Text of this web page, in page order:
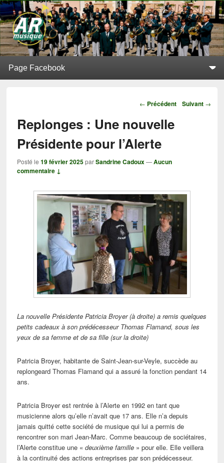
L'Alerte de Replonges
BATTERIE-FANFARE SITUÉE À REPLONGES (AIN)
Navigation
← Précédent Suivant →
Replonges : Une nouvelle
Présidente pour l’Alerte
Posté le19 février 2025 parSandrine Cadoux —Aucun
commentaire ↓
La nouvelle Présidente Patricia Broyer (à droite) a remis quelques
petits cadeaux à son prédécesseur Thomas Flamand, sous les
yeux de sa femme et de sa fille (sur la droite)
Patricia Broyer, habitante de Saint-Jean-sur-Veyle, succède au
replongeard Thomas Flamand qui a assuré la fonction pendant 14
ans.
Patricia Broyer est rentrée à l’Alerte en 1992 en tant que
musicienne alors qu’elle n’avait que 17 ans. Elle n’a depuis
jamais quitté cette société de musique qui lui a permis de
rencontrer son mari Jean-Marc. Comme beaucoup de sociétaires,
l’Alerte constitue une «deuxième famille » pour elle. Elle veillera
à la continuité des actions entreprises par son prédécesseur.